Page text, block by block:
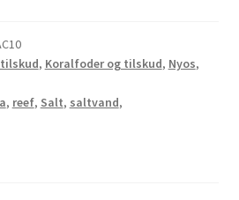
, Koralfoder og tilskud, Nyos,
, reef, Salt, saltvand,